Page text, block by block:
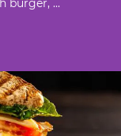
burger, ...